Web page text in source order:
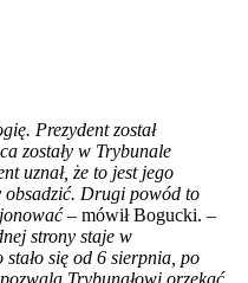
Prezydent został
zostały w Trybunale
uznał, że to jest jego
obsadzić. Drugi powód to
– mówił Bogucki. –
strony staje w
się od 6 sierpnia, po